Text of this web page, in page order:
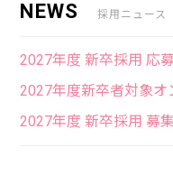
NEWS 採用ニュース
2027年度 新卒採用 応
2027年度新卒者対象
2027年度 新卒採用 募